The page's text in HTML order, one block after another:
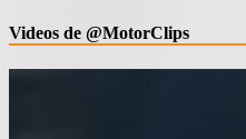
Videos de @MotorClips